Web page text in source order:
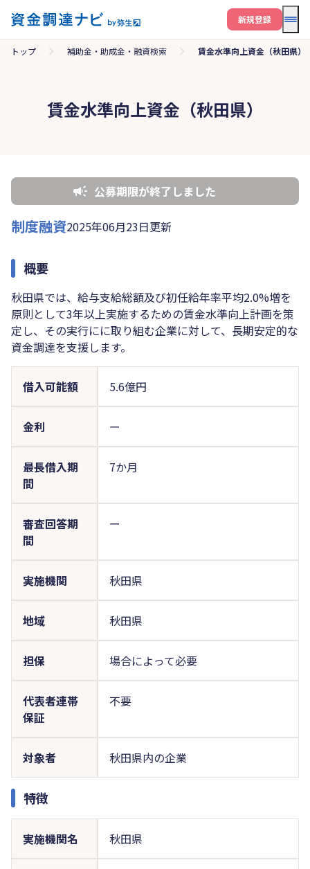
メ
新規登録
トップ 補助金・助成金・融資検索 賃金水準向上資金（秋田県）
賃金水準向上資金（秋田県）
公募期限が終了しました
制度融資2025年06月23日更新
概要
秋田県では、給与支給総額及び初任給年率平均2.0%増を
原則として3年以上実施するための賃金水準向上計画を策
定し、その実行にに取り組む企業に対して、長期安定的な
資金調達を支援します。
借入可能額 5.6億円
金利 ー
最長借入期
間
7か月
審査回答期
間
ー
実施機関 秋田県
地域 秋田県
担保 場合によって必要
代表者連帯
保証
不要
対象者 秋田県内の企業
特徴
実施機関名 秋田県